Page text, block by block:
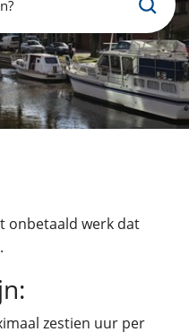
onbetaald werk dat
zestien uur per